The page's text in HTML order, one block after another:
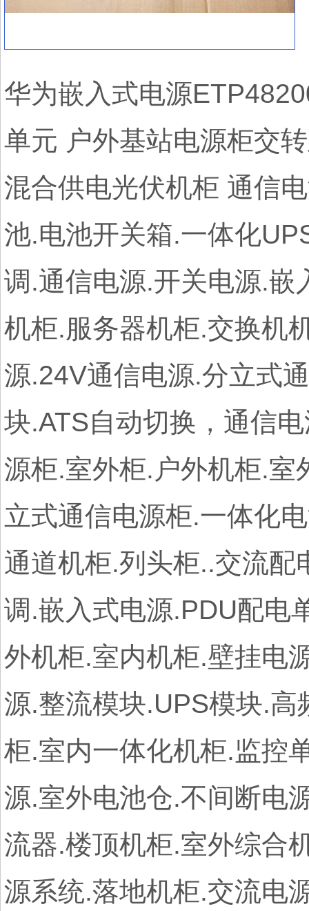
华为嵌入式电源
单元 户外基站电源柜交
混合供电光伏机柜 通信
池.电池开关箱.一体化
调.通信电源.开关电源.嵌
机柜.服务器机柜.交换机
源.24V通信电源.分立式
块.ATS自动切换，通信
源柜.室外柜.户外机柜.室
立式通信电源柜.一体化
通道机柜.列头柜..交流配
调.嵌入式电源.PDU配电
外机柜.室内机柜.壁挂电
源.整流模块.UPS模块.
柜.室内一体化机柜.监控
源.室外电池仓.不间断电
流器.楼顶机柜.室外综合
源系统.落地机柜.交流电